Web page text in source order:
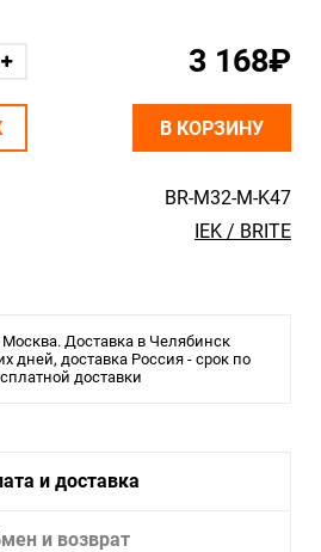
BR-M32-M-K47
IEK / BRITE
Доставка в Челябинск
дней, доставка Россия - срок по
доставки
3 168₽
В КОРЗИНУ
и доставка
и возврат